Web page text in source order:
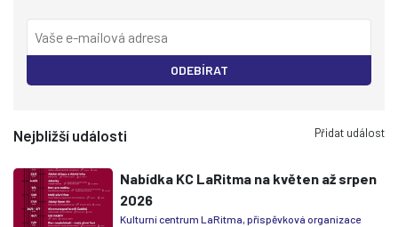
ODEBÍRAT
Nejbližší události Přidat událost
Nabídka KC LaRitma na květen až srpen
2026
Kulturní centrum LaRitma, příspěvková organizace